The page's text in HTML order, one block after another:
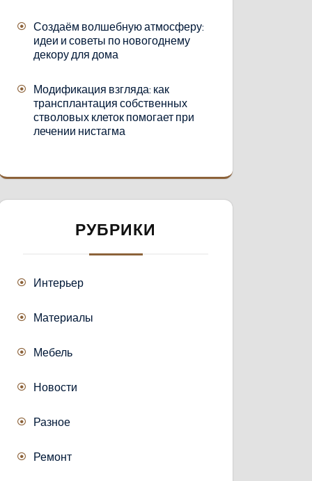
Создаём волшебную атмосферу:
идеи и советы по новогоднему
декору для дома
Модификация взгляда: как
трансплантация собственных
стволовых клеток помогает при
лечении нистагма
РУБРИКИ
Интерьер
Материалы
Мебель
Новости
Разное
Ремонт